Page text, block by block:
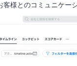
様とのコミュニケー